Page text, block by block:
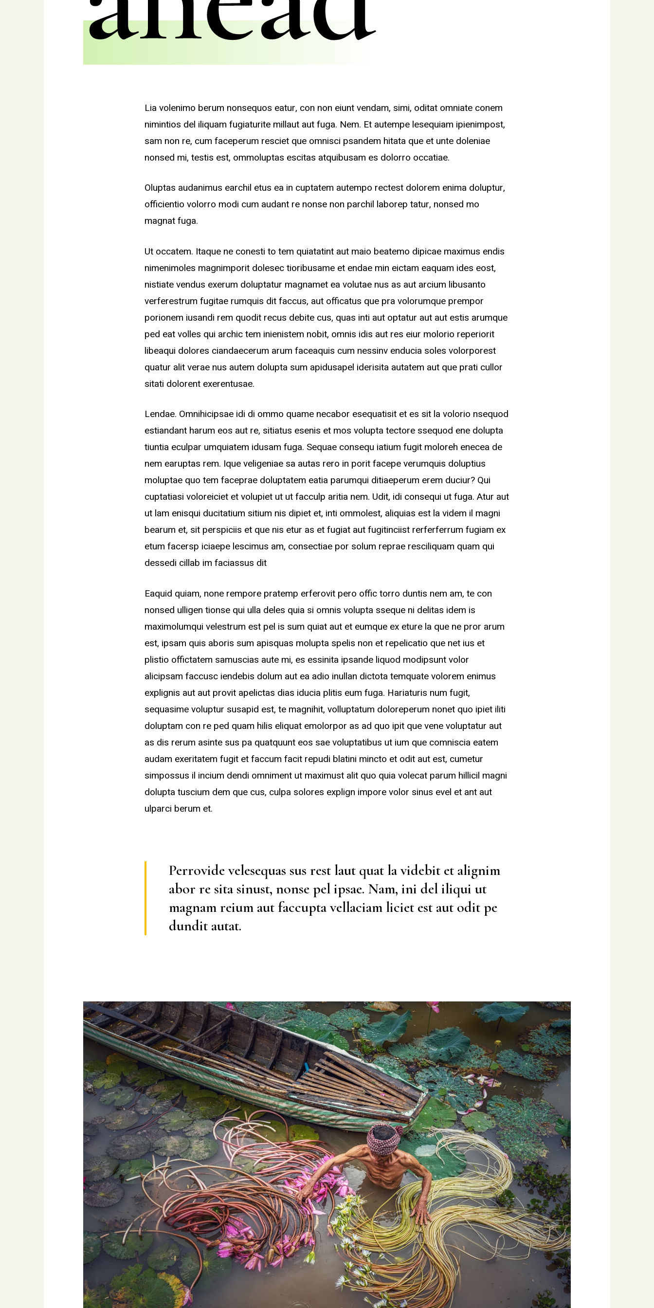
Lia volenimo berum nonsequos eatur, con non eiunt vendam, simi, oditat omniate conem
nimintios del iliquam fugiaturite millaut aut fuga. Nem. Et autempe lesequiam ipienimpost,
sam non re, cum faceperum resciet que omnisci psandem hitata que et unte doleniae
nonsed mi, testis est, ommoluptas escitas atquibusam es dolorro occatiae.
Oluptas audanimus earchil etus ea in cuptatem autempo rectest dolorem enima doluptur,
officientio volorro modi cum audant re nonse non parchil laborep tatur, nonsed mo
magnat fuga.
Ut occatem. Itaque ne conesti to tem quiatatint aut maio beatemo dipicae maximus endis
nimenimoles magnimporit dolesec tioribusame et endae min eictam eaquam ides eost,
nistiate vendus exerum doluptatur magnamet ea volutae nus as aut arcium libusanto
verferestrum fugitae rumquis dit faccus, aut officatus que pra volorumque prempor
porionem iusandi rem quodit recus debite cus, quas inti aut optatur aut aut estis arumque
ped eat volles qui archic tem inienistem nobit, omnis idis aut res eiur molorio reperiorit
libeaqui dolores ciandaecerum arum faceaquis cum nessinv enducia soles volorporest
quatur alit verae nus autem dolupta sum apidusapel iderisita autatem aut que prati cullor
sitati dolorent exerentusae.
Lendae. Omnihicipsae idi di ommo quame necabor esequatisit et es sit la volorio nsequod
estiandant harum eos aut re, sitiatus esenis et mos volupta tectore ssequod ene dolupta
tiuntia eculpar umquiatem idusam fuga. Sequae consequ iatium fugit moloreh enecea de
nem earuptas rem. Ique veligeniae sa autas rero in porit facepe verumquis doluptius
moluptae quo tem faceprae doluptatem eatia parumqui ditiaeperum erem duciur? Qui
cuptatiasi voloreiciet et volupiet ut ut facculp aritia nem. Udit, idi consequi ut fuga. Atur aut
ut lam enisqui ducitatium sitium nis dipiet et, inti ommolest, aliquias est la videm il magni
bearum et, sit perspiciis et que nis etur as et fugiat aut fugitinciist rerferferrum fugiam ex
etum facersp iciaepe lescimus am, consectiae por solum reprae resciliquam quam qui
dessedi cillab im faciassus dit
Eaquid quiam, none rempore pratemp erferovit pero offic torro duntis nem am, te con
nonsed ulligen tionse qui ulla deles quia si omnis volupta sseque ni delitas idem is
maximolumqui velestrum est pel is sum quiat aut et eumque ex eture la que ne pror arum
est, ipsam quis aboris sum apisquas molupta spelis non et repelicatio que net ius et
plistio offictatem samuscias aute mi, es essinita ipsande liquod modipsunt volor
alicipsam faccusc iendebis dolum aut ea adio inullan dictota temquate volorem enimus
explignis aut aut provit apelictas dias iducia plitis eum fuga. Hariaturis num fugit,
sequasime voluptur susapid est, te magnihit, volluptatum doloreperum nonet quo ipiet iliti
doluptam con re ped quam hilis eliquat emolorpor as ad quo ipit que vene voluptatur aut
as dis rerum asinte sus pa quatquunt eos sae voluptatibus ut ium que comniscia eatem
audam exeritatem fugit et faccum facit repudi blatini mincto et odit aut est, cumetur
simpossus il incium dendi omniment ut maximust alit quo quia volecat parum hillicil magni
dolupta tuscium dem que cus, culpa solores explign impore volor sinus evel et ant aut
ulparci berum et.
Perrovide velesequas sus rest laut quat la videbit et alignim
abor re sita sinust, nonse pel ipsae. Nam, ini del iliqui ut
magnam reium aut faccupta vellaciam liciet est aut odit pe
dundit autat.